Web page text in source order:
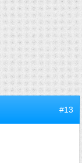
#13